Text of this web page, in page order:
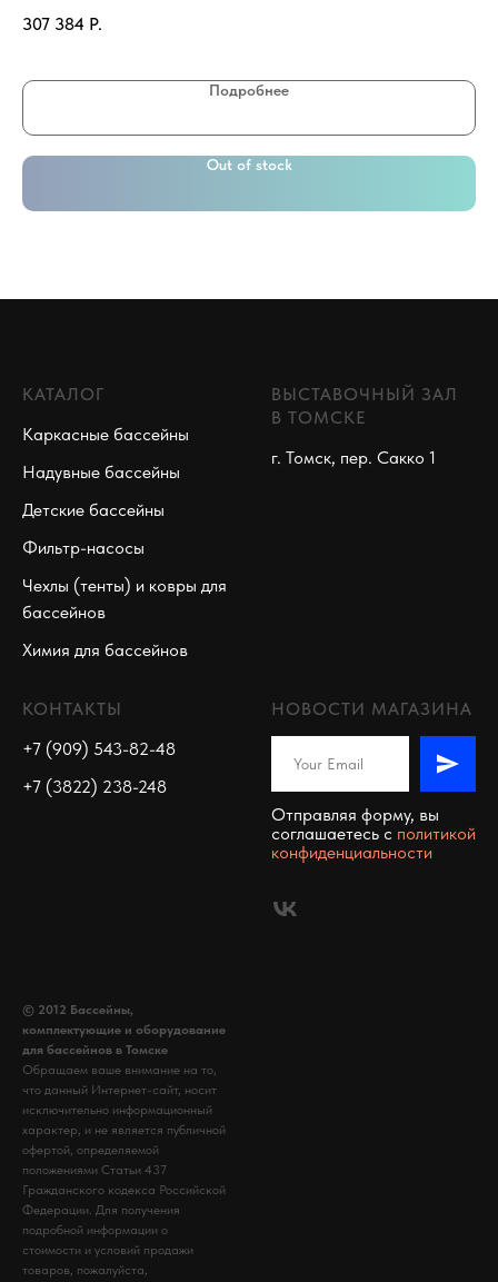
307 384 Р.
Подробнее
Out of stock
КАТАЛОГ
Каркасные бассейны
Надувные бассейны
Детские бассейны
Фильтр-насосы
Чехлы (тенты) и ковры для
бассейнов
Химия для бассейнов
ВЫСТАВОЧНЫЙ ЗАЛ
В ТОМСКЕ
г. Томск, пер. Сакко 1
КОНТАКТЫ
+7 (909) 543-82-48
+7 (3822) 238-248
НОВОСТИ МАГАЗИНА
Отправляя форму, вы
соглашаетесь c политикой
конфиденциальности
© 2012 Бассейны,
комплектующие и оборудование
для бассейнов в Томске
Обращаем ваше внимание на то,
что данный Интернет-сайт, носит
исключительно информационный
характер, и не является публичной
офертой, определяемой
положениями Статьи 437
Гражданского кодекса Российской
Федерации. Для получения
подробной информации о
стоимости и условий продажи
товаров, пожалуйста,